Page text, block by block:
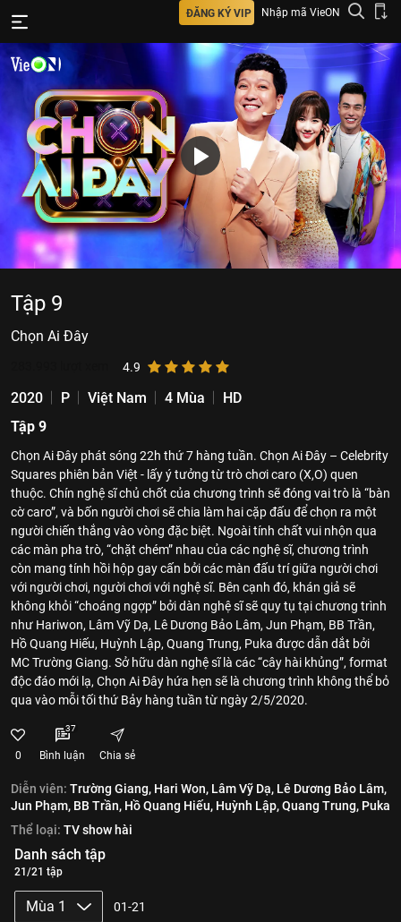
ĐĂNG KÝ VIP Nhập mã VieON
Tập 9
Chọn Ai Đây
4.9
2020 P Việt Nam 4 Mùa
HD
Tập 9
Chọn Ai Đây phát sóng 22h thứ 7 hàng tuần. Chọn Ai Đây – Celebrity
Squares phiên bản Việt - lấy ý tưởng từ trò chơi caro (X,O) quen
thuộc. Chín nghệ sĩ chủ chốt của chương trình sẽ đóng vai trò là “bàn
cờ caro”, và bốn người chơi sẽ chia làm hai cặp đấu để chọn ra một
người chiến thắng vào vòng đặc biệt. Ngoài tính chất vui nhộn qua
các màn pha trò, “chặt chém” nhau của các nghệ sĩ, chương trình
còn mang tính hồi hộp gay cấn bởi các màn đấu trí giữa người chơi
với người chơi, người chơi với nghệ sĩ. Bên cạnh đó, khán giả sẽ
không khỏi “choáng ngợp” bởi dàn nghệ sĩ sẽ quy tụ tại chương trình
như Hariwon, Lâm Vỹ Dạ, Lê Dương Bảo Lâm, Jun Phạm, BB Trần,
Hồ Quang Hiếu, Huỳnh Lập, Quang Trung, Puka được dẫn dắt bởi
MC Trường Giang. Sở hữu dàn nghệ sĩ là các “cây hài khủng”, format
độc đáo mới lạ, Chọn Ai Đây hứa hẹn sẽ là chương trình không thể bỏ
qua vào mỗi tối thứ Bảy hàng tuần từ ngày 2/5/2020.
0
37
Bình luận Chia sẻ
Diễn viên: Trường Giang, Hari Won, Lâm Vỹ Dạ, Lê Dương Bảo Lâm,
Jun Phạm, BB Trần, Hồ Quang Hiếu, Huỳnh Lập,Quang Trung, Puka
Thể loại: TV show hài
Danh sách tập
21/21 tập
Mùa 1 01-21